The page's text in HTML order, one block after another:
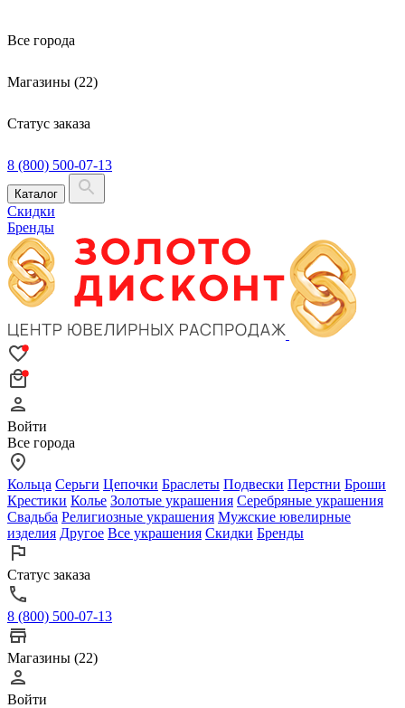
Все города
Магазины (22)
Статус заказа
8 (800) 500-07-13
Каталог
Скидки
Бренды
Войти
Все города
Кольца Серьги Цепочки Браслеты Подвески Перстни Броши
Крестики Колье Золотые украшения Серебряные украшения
Свадьба Религиозные украшения Мужские ювелирные
изделия Другое Все украшения Скидки Бренды
Статус заказа
8 (800) 500-07-13
Магазины (22)
Войти